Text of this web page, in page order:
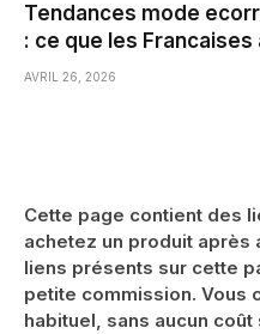
Tendances mode
: ce que les
AVRIL 26, 2026
Cette page contient des
achetez un produit après
liens présents sur cette
petite commission. Vous
habituel, sans aucun